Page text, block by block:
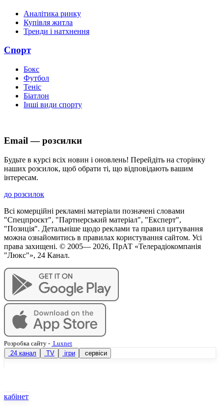
Аналітика ринку
Купівля житла
Тренди і натхнення
Спорт
Бокс
Футбол
Теніс
Біатлон
Інші види спорту
Email — розсилки
Будьте в курсі всіх новин і оновлень! Перейдіть на сторінку
наших розсилок, щоб обрати ті, що відповідають вашим
інтересам.
до розсилок
Всі комерційні рекламні матеріали позначені словами
"Спецпроєкт", "Партнерський матеріал", "Експерт",
"Позиція". Детальніше щодо реклами та правил цитування
можна ознайомитись в правилах користування сайтом. Усі
права захищені. © 2005— 2026, ПрАТ «Телерадіокомпанія
"Люкс"», 24 Канал.
Розробка сайту - Luxnet
24 канал
TV ігри сервіси
кабінет